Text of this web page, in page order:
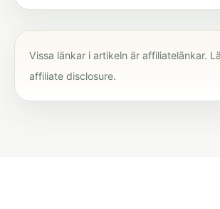
Vissa länkar i artikeln är affiliatelänkar.
affiliate disclosure.